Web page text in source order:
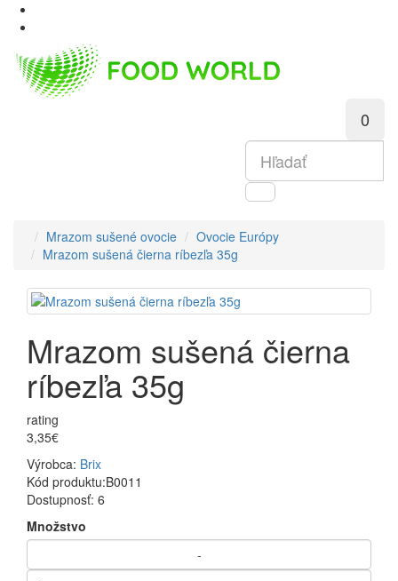
0
Mrazom sušené ovocie
Ovocie Európy
Mrazom sušená čierna ríbezľa 35g
Mrazom sušená čierna
ríbezľa 35g
rating
3,35€
Výrobca: Brix
Kód produktu:B0011
Dostupnosť: 6
Množstvo